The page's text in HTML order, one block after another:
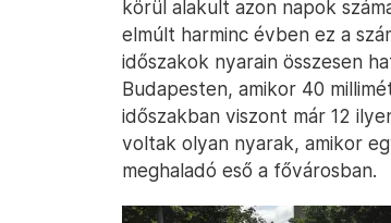
körül alakult azon napok
elmúlt harminc évben ez a
időszakok nyarain összesen
Budapesten, amikor 40
időszakban viszont már 12
voltak olyan nyarak, amikor
meghaladó eső a fővárosban.